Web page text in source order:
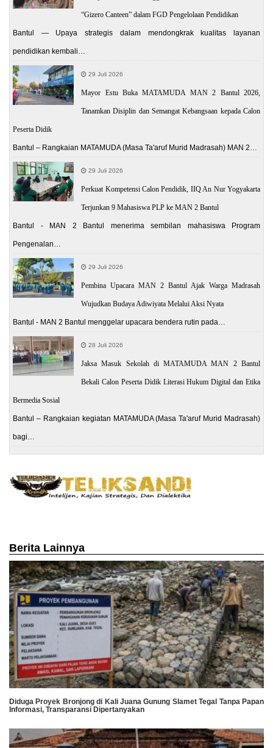
“Gizero Canteen” dalam FGD Pengelolaan Pendidikan
Bantul — Upaya strategis dalam mendongkrak kualitas layanan
pendidikan kembali…
29 Juli 2026
Mayor Estu Buka MATAMUDA MAN 2 Bantul 2026,
Tanamkan Disiplin dan Semangat Kebangsaan kepada Calon
Peserta Didik
Bantul – Rangkaian MATAMUDA (Masa Ta'aruf Murid Madrasah) MAN 2…
29 Juli 2026
Perkuat Kompetensi Calon Pendidik, IIQ An Nur Yogyakarta
Terjunkan 9 Mahasiswa PLP ke MAN 2 Bantul
Bantul - MAN 2 Bantul menerima sembilan mahasiswa Program
Pengenalan…
29 Juli 2026
Pembina Upacara MAN 2 Bantul Ajak Warga Madrasah
Wujudkan Budaya Adiwiyata Melalui Aksi Nyata
Bantul - MAN 2 Bantul menggelar upacara bendera rutin pada…
28 Juli 2026
Jaksa Masuk Sekolah di MATAMUDA MAN 2 Bantul
Bekali Calon Peserta Didik Literasi Hukum Digital dan Etika
Bermedia Sosial
Bantul – Rangkaian kegiatan MATAMUDA (Masa Ta'aruf Murid Madrasah)
bagi…
Berita Lainnya
Diduga Proyek Bronjong di Kali Juana Gunung Slamet Tegal Tanpa Papan
Informasi, Transparansi Dipertanyakan